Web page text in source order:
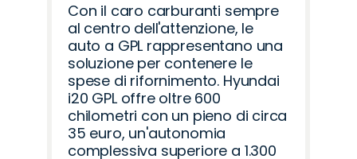
Con il caro carburanti sempre
al centro dell'attenzione, le
auto a GPL rappresentano una
soluzione per contenere le
spese di rifornimento. Hyundai
i20 GPL offre oltre 600
chilometri con un pieno di circa
35 euro, un'autonomia
complessiva superiore a 1.300